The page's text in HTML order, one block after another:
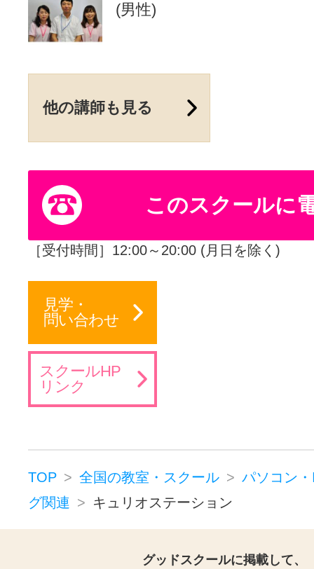
(男性)
他の講師も見る
このスクールに
［受付時間］12:00～20:00 (月日を除く)
見学・
問い合わせ
スクールHP
リンク
TOP 全国の教室・スクール
パソコン
グ関連
キュリオステーション
グッドスクールに掲載して、